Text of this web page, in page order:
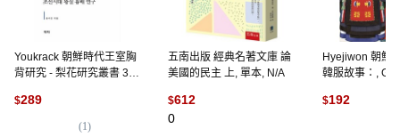
Youkrack 朝鮮時代王室胸
背研究 - 梨花研究叢書 32
$289
(1)
五南出版 經典名著文庫 論
美國的民主 上, 單本, N/A
$612
0
Hyejiwon 朝鮮
韓服故事：,
$192